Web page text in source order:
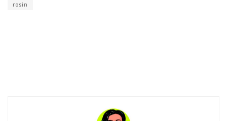
rosin